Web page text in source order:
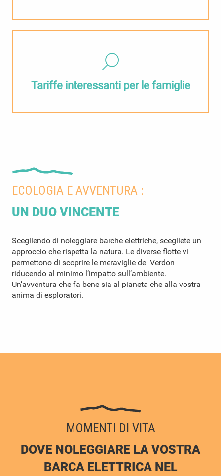
Tariffe interessanti per le famiglie
ECOLOGIA E AVVENTURA :
UN DUO VINCENTE
Scegliendo di noleggiare barche elettriche, scegliete un
approccio che rispetta la natura. Le diverse flotte vi
permettono di scoprire le meraviglie del Verdon
riducendo al minimo l’impatto sull’ambiente.
Un’avventura che fa bene sia al pianeta che alla vostra
anima di esploratori.
MOMENTI DI VITA
DOVE NOLEGGIARE LA VOSTRA
BARCA ELETTRICA NEL